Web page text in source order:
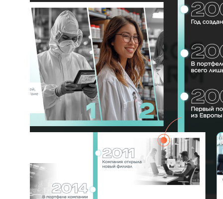
ГЛАВНАЯ О НАС ПОЛИГРАФИЯ
БАННЕРЫ
ПОЛЬЗОВАТЕЛЬСКОЕ
СОГЛАШЕНИЕ